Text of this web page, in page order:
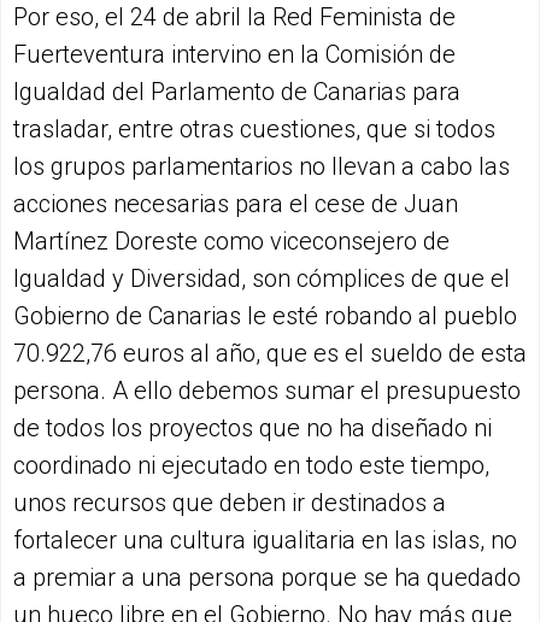
Por eso, el 24 de abril la Red Feminista de
Fuerteventura intervino en la Comisión de
Igualdad del Parlamento de Canarias para
trasladar, entre otras cuestiones, que si todos
los grupos parlamentarios no llevan a cabo las
acciones necesarias para el cese de Juan
Martínez Doreste como viceconsejero de
Igualdad y Diversidad, son cómplices de que el
Gobierno de Canarias le esté robando al pueblo
70.922,76 euros al año, que es el sueldo de esta
persona. A ello debemos sumar el presupuesto
de todos los proyectos que no ha diseñado ni
coordinado ni ejecutado en todo este tiempo,
unos recursos que deben ir destinados a
fortalecer una cultura igualitaria en las islas, no
a premiar a una persona porque se ha quedado
un hueco libre en el Gobierno. No hay más que